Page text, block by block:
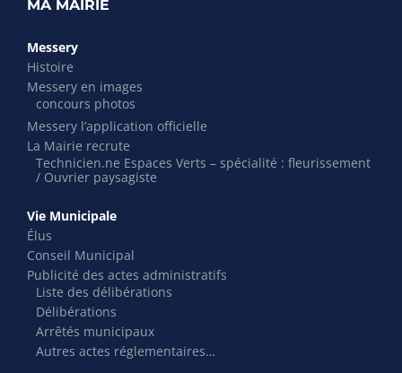
MA MAIRIE
Messery
Histoire
Messery en images
concours photos
Messery l’application officielle
La Mairie recrute
Technicien.ne Espaces Verts – spécialité : fleurissement
/ Ouvrier paysagiste
Vie Municipale
Élus
Conseil Municipal
Publicité des actes administratifs
Liste des délibérations
Délibérations
Arrêtés municipaux
Autres actes réglementaires…